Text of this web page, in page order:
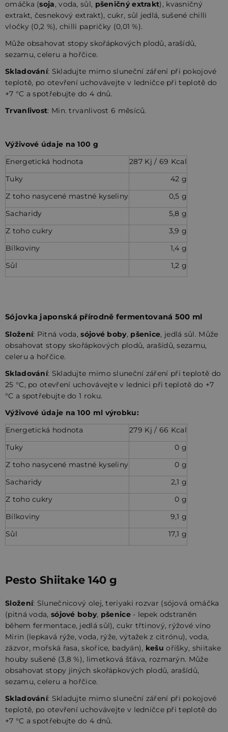
omáčka (soja, voda, sůl, pšeničný extrakt), kvasničný
extrakt, česnekový extrakt), cukr, sůl jedlá, sušené chilli
vločky (0,2 %), chilli papričky (0,01 %).
Může obsahovat stopy skořápkových plodů, arašídů,
sezamu, celeru a hořčice.
Skladování: Skladujte mimo sluneční záření při pokojové
teplotě, po otevření uchovávejte v ledničce při teplotě do
+7 °C a spotřebujte do 4 dnů.
Trvanlivost: Min. trvanlivost 6 měsíců.
Výživové údaje na 100 g
Energetická hodnota
287 Kj / 69 Kcal
Tuky
42 g
Z toho nasycené mastné kyseliny
0,5 g
Sacharidy
5,8 g
Z toho cukry
3,9 g
Bílkoviny
1,4 g
Sůl
1,2 g
Sójovka japonská přírodně fermentovaná 500 ml
Složení: Pitná voda,sójové boby, pšenice, jedlá sůl. Může
obsahovat stopy skořápkových plodů, arašídů, sezamu,
celeru a hořčice.
Skladování: Skladujte mimo sluneční záření při teplotě do
25 °C, po otevření uchovávejte v lednici při teplotě do +7
°C a spotřebujte do 1 roku.
Výživové údaje na 100 ml výrobku:
Energetická hodnota
279 Kj / 66 Kcal
Tuky
0 g
Z toho nasycené mastné kyseliny
0 g
Sacharidy
2,1 g
Z toho cukry
0 g
Bílkoviny
9,1 g
Sůl
17,1 g
Pesto Shiitake 140 g
Složení: Slunečnicový olej, teriyaki rozvar (sójová omáčka
(pitná voda, sójové boby, pšenice- lepek odstraněn
během fermentace, jedlá sůl), cukr třtinový, rýžové víno
Mirin (lepkavá rýže, voda, rýže, výtažek z citrónu), voda,
zázvor, mořská řasa, skořice, badyán), kešu oříšky, shiitake
houby sušené (3,8 %), limetková šťáva, rozmarýn. Může
obsahovat stopy jiných skořápkových plodů, arašídů,
sezamu, celeru a hořčice.
Skladování: Skladujte mimo sluneční záření při pokojové
teplotě, po otevření uchovávejte v ledničce při teplotě do
+7 °C a spotřebujte do 4 dnů.